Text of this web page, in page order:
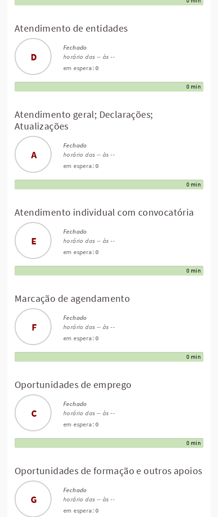
Atendimento de entidades
D
Fechado
horário das -- às --
em espera:0
0 min
Atendimento geral; Declarações;
Atualizações
A
Fechado
horário das -- às --
em espera:0
0 min
Atendimento individual com convocatória
E
Fechado
horário das -- às --
em espera:0
0 min
Marcação de agendamento
F
Fechado
horário das -- às --
em espera:0
0 min
Oportunidades de emprego
C
Fechado
horário das -- às --
em espera:0
0 min
Oportunidades de formação e outros apoios
G
Fechado
horário das -- às --
em espera:0